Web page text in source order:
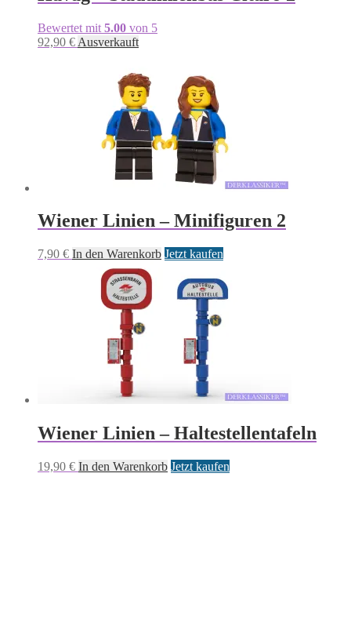
Bewertet mit 5.00 von 5
92,90 € Ausverkauft
Wiener Linien – Minifiguren 2
7,90 € In den Warenkorb Jetzt kaufen
Wiener Linien – Haltestellentafeln
19,90 € In den Warenkorb Jetzt kaufen